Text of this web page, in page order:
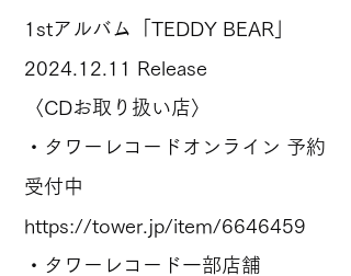
1stアルバム「TEDDY BEAR」
2024.12.11 Release
〈CDお取り扱い店〉
・タワーレコードオンライン 予約
受付中
https://tower.jp/item/6646459
・タワーレコード一部店舗